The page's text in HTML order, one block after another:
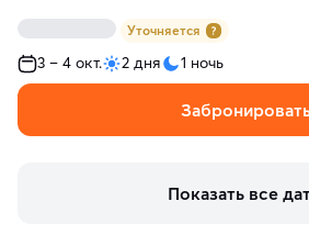
Уточняется
3 – 4 окт. 2 дня 1 ночь
Показать все